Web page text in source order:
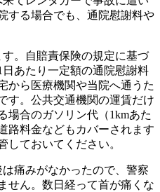
する場合でも、通院慰謝料や
。自賠責保険の規定に基づ
あたり一定額の通院慰謝料
から医療機関や当院へ通うた
す。公共交通機関の運賃だけ
場合のガソリン代（1kmあた
路料金などもカバーされます
しておいてください。
痛みがなかったので、警察
せん。数日経って首が痛くな